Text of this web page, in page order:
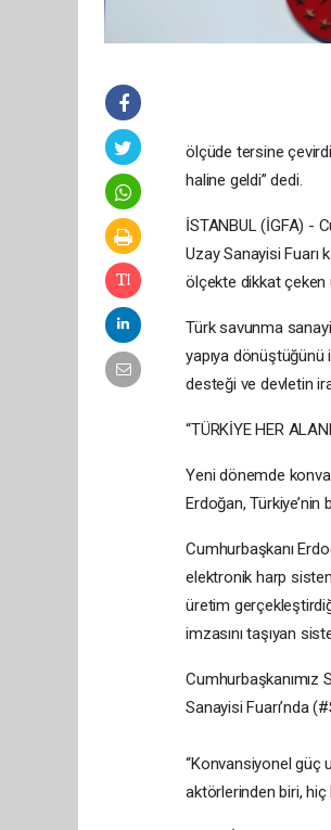
ölçüde tersine
haline geldi” dedi.
İSTANBUL (İGFA) -
Uzay Sanayisi Fuarı
ölçekte dikkat çeken
Türk savunma
yapıya dönüştüğünü
desteği ve devletin
“TÜRKİYE HER
Yeni dönemde
Erdoğan,
Cumhurbaşkanı
elektronik harp
üretim
imzasını taşıyan
Cumhurbaşkanımız
Sanayisi Fuarı’nda
“Konvansiyonel güç
aktörlerinden biri,